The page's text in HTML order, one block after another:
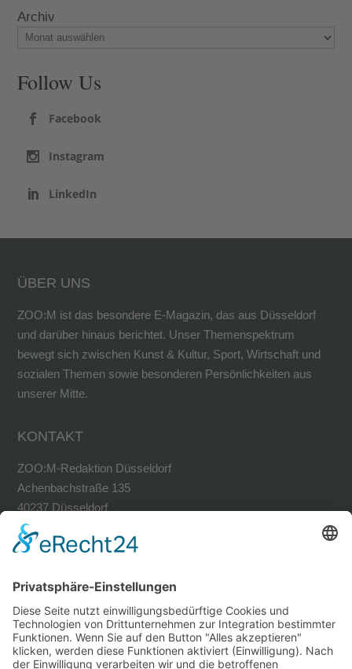
Archiv
Follow Us
Facebook
Instagram
LinkedIn
ÜBER UNS
ZOO:M ist das besondere E-Magazin, das aus Düsseldorf
und darüber hinaus berichtet. Unser Themenspektrum
bewegt sich zwischen Kunst & Kultur, Sport, Wirtschaft und
sozialen Themen sowie besonderen Persönlichkeiten aus
unserer Mitte.
KONTAKT
ZOO:M-Redaktion Düsseldorf
Achenbachstraße 135
40237 Düsseldorf
Tel. 0211-30200741
Fax 0211-30200749
RECHTLICHES
Impressum